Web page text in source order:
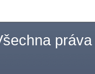
práva